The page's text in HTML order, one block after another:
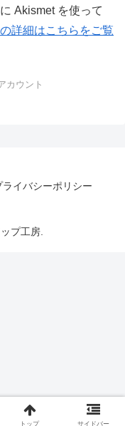
Akismet を使って
詳細はこちらをご覧
カウント
ライバシーポリシー
プ工房.
トップ サイドバー